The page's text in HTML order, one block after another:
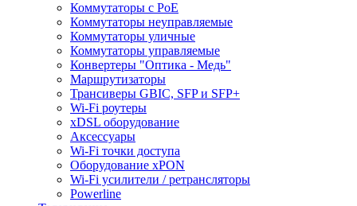
Коммутаторы c PoE
Коммутаторы неуправляемые
Коммутаторы уличные
Коммутаторы управляемые
Конвертеры "Оптика - Медь"
Маршрутизаторы
Трансиверы GBIC, SFP и SFP+
Wi-Fi роутеры
xDSL оборудование
Аксессуары
Wi-Fi точки доступа
Оборудование хPON
Wi-Fi усилители / ретрансляторы
Powerline